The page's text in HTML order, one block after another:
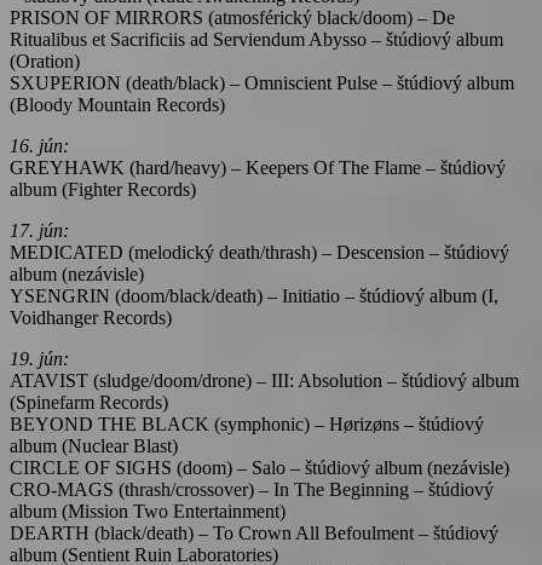
PRISON OF MIRRORS (atmosférický black/doom) – De
Ritualibus et Sacrificiis ad Serviendum Abysso – štúdiový album
(Oration)
SXUPERION (death/black) – Omniscient Pulse – štúdiový album
(Bloody Mountain Records)
16. jún:
GREYHAWK (hard/heavy) – Keepers Of The Flame – štúdiový
album (Fighter Records)
17. jún:
MEDICATED (melodický death/thrash) – Descension – štúdiový
album (nezávisle)
YSENGRIN (doom/black/death) – Initiatio – štúdiový album (I,
Voidhanger Records)
19. jún:
ATAVIST (sludge/doom/drone) – III: Absolution – štúdiový album
(Spinefarm Records)
BEYOND THE BLACK (symphonic) – Hørizøns – štúdiový
album (Nuclear Blast)
CIRCLE OF SIGHS (doom) – Salo – štúdiový album (nezávisle)
CRO-MAGS (thrash/crossover) – In The Beginning – štúdiový
album (Mission Two Entertainment)
DEARTH (black/death) – To Crown All Befoulment – štúdiový
album (Sentient Ruin Laboratories)